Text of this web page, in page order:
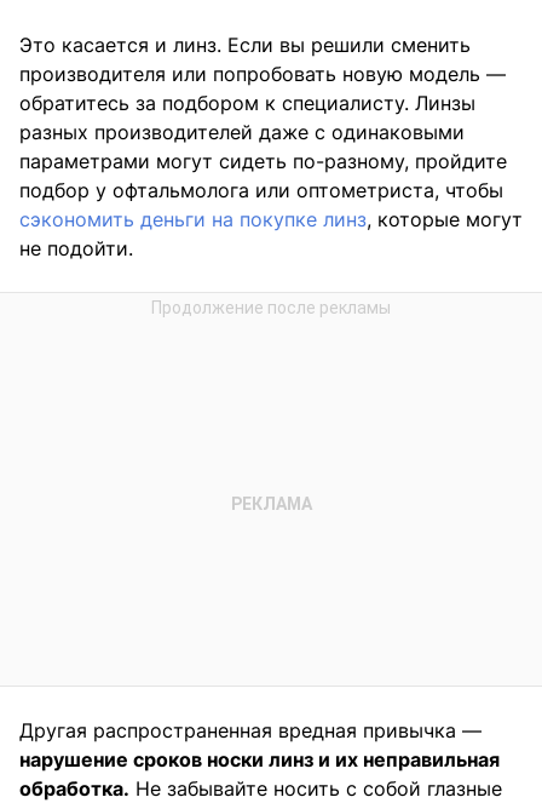
Это касается и линз. Если вы решили сменить
производителя или попробовать новую модель —
обратитесь за подбором к специалисту. Линзы
разных производителей даже с одинаковыми
параметрами могут сидеть по-разному, пройдите
подбор у офтальмолога или оптометриста, чтобы
сэкономить деньги на покупке линз, которые могут
не подойти.
Другая распространенная вредная привычка —
нарушение сроков носки линз и их неправильная
обработка. Не забывайте носить с собой глазные